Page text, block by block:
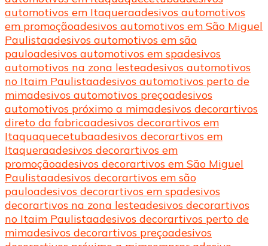
automotivos em Itaqueraadesivos automotivos
em promoçãoadesivos automotivos em São Miguel
Paulistaadesivos automotivos em são
pauloadesivos automotivos em spadesivos
automotivos na zona lesteadesivos automotivos
no Itaim Paulistaadesivos automotivos perto de
mimadesivos automotivos preçoadesivos
automotivos próximo a mimadesivos decorartivos
direto da fabricaadesivos decorartivos em
Itaquaquecetubaadesivos decorartivos em
Itaqueraadesivos decorartivos em
promoçãoadesivos decorartivos em São Miguel
Paulistaadesivos decorartivos em são
pauloadesivos decorartivos em spadesivos
decorartivos na zona lesteadesivos decorartivos
no Itaim Paulistaadesivos decorartivos perto de
mimadesivos decorartivos preçoadesivos